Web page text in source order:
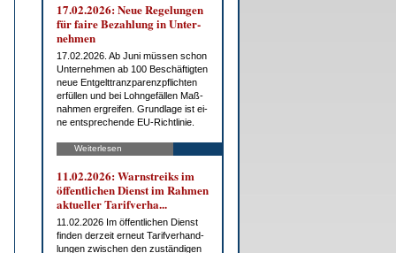
17.02.2026: Neue Re­ge­lun­gen
für fai­re Be­zah­lung in Un­ter­
neh­men
17.02.2026. Ab Ju­ni müs­sen schon
Un­ter­neh­men ab 100 Be­schäf­tig­ten
neue Ent­gelt­tranz­pa­renz­pflich­ten
er­fül­len und bei Lohn­ge­fäl­len Maß­
nah­men er­grei­fen. Grund­la­ge ist ei­
ne ent­spre­chen­de EU-Richt­li­nie.
Weiterlesen
11.02.2026: Warn­streiks im
öf­fent­li­chen Dienst im Rah­men
ak­tu­el­ler Ta­rif­ver­ha...
11.02.2026 Im öf­fent­li­chen Dienst
fin­den der­zeit er­neut Ta­rif­ver­hand­
lun­gen zwi­schen den zu­stän­di­gen